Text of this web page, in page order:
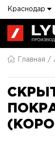
Краснодар
Главная